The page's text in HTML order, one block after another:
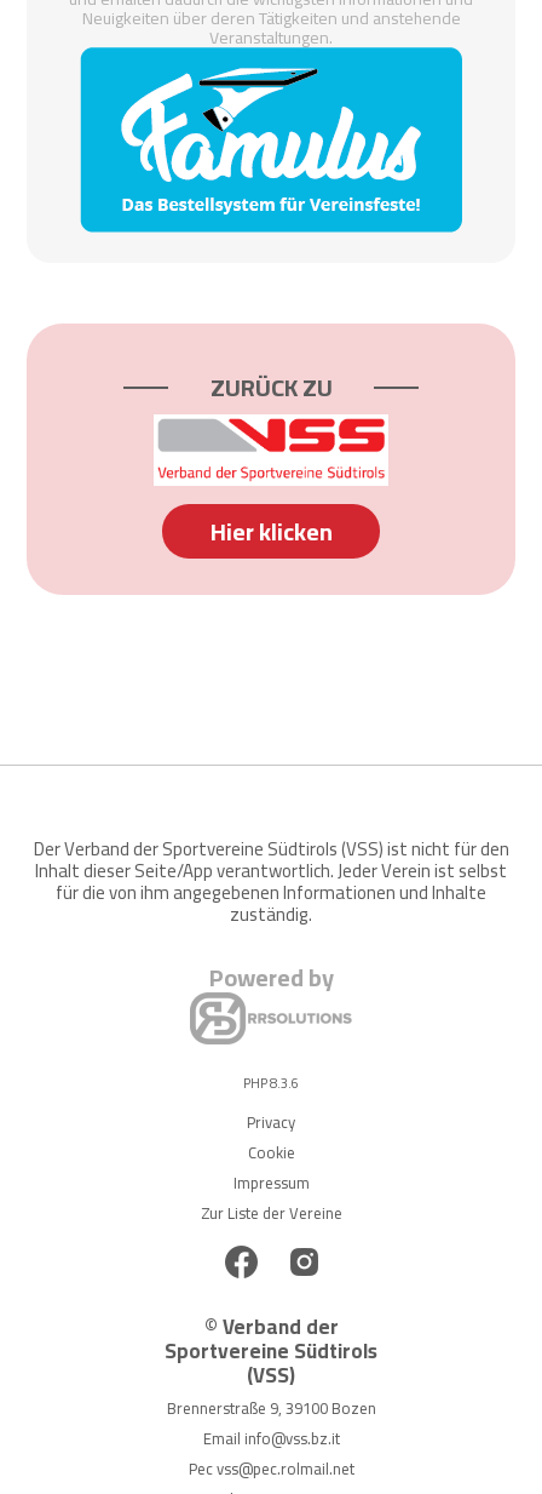
Neuigkeiten über deren Tätigkeiten und anstehende
Veranstaltungen.
ZURÜCK ZU
Hier klicken
Der Verband der Sportvereine Südtirols (VSS) ist nicht für den
Inhalt dieser Seite/App verantwortlich. Jeder Verein ist selbst
für die von ihm angegebenen Informationen und Inhalte
zuständig.
Powered by
PHP 8.3.6
Privacy
Cookie
Impressum
Zur Liste der Vereine
© Verband der
Sportvereine Südtirols
(VSS)
Brennerstraße 9, 39100 Bozen
Email info@vss.bz.it
Pecvss@pec.rolmail.net